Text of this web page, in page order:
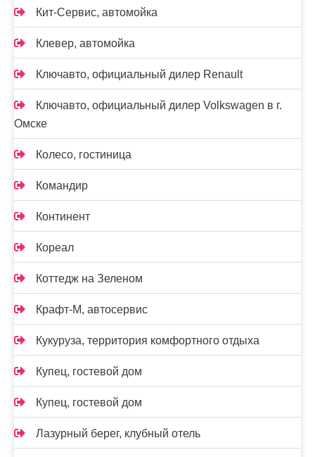
Кит-Сервис, автомойка
Клевер, автомойка
Ключавто, официальный дилер Renault
Ключавто, официальный дилер Volkswagen в г.
Омске
Колесо, гостиница
Командир
Континент
Кореал
Коттедж на Зеленом
Крафт-М, автосервис
Кукуруза, территория комфортного отдыха
Купец, гостевой дом
Купец, гостевой дом
Лазурный берег, клубный отель